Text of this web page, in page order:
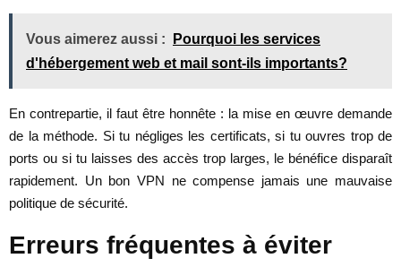
Vous aimerez aussi :
Pourquoi les services
d'hébergement web et mail sont-ils importants?
En contrepartie, il faut être honnête : la mise en œuvre demande
de la méthode. Si tu négliges les certificats, si tu ouvres trop de
ports ou si tu laisses des accès trop larges, le bénéfice disparaît
rapidement. Un bon VPN ne compense jamais une mauvaise
politique de sécurité.
Erreurs fréquentes à éviter